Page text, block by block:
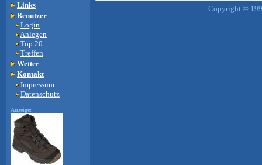
Links
Benutzer
Login
Anlegen
Top 20
Treffen
Wetter
Kontakt
Impressum
Datenschutz
Anzeige:
Copyright ©